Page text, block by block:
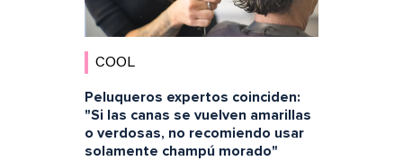
COOL
Peluqueros expertos coinciden:
"Si las canas se vuelven amarillas
o verdosas, no recomiendo usar
solamente champú morado"